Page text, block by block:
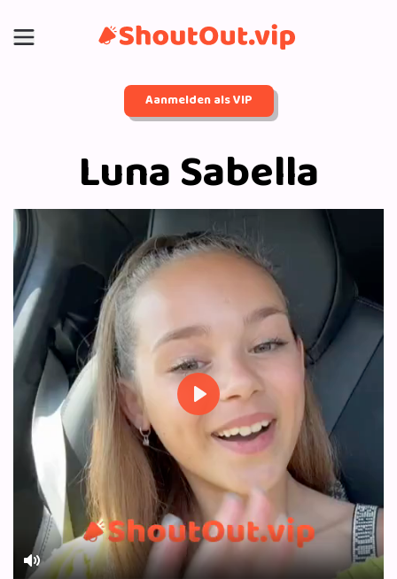
Aanmelden als VIP
Luna Sabella
Play